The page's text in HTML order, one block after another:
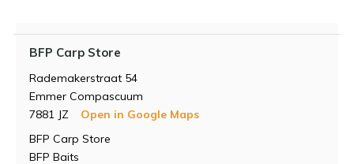
BFP Carp Store
Rademakerstraat 54
Emmer Compascuum
7881 JZ
Open in Google Maps
BFP Carp Store
BFP Baits